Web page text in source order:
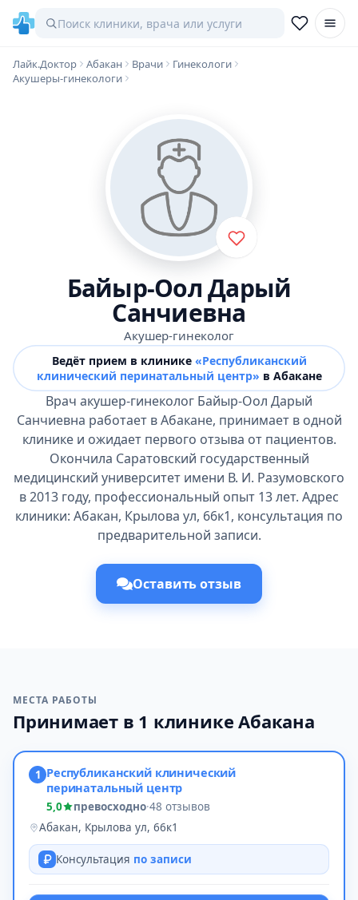
Лайк.Доктор Абакан Врачи
Гинекологи
Акушеры-гинекологи
Байыр-Оол Дарый
Санчиевна
Акушер-гинеколог
Ведёт прием в клинике «Республиканский
клинический перинатальный центр» в Абакане
Врач акушер-гинеколог Байыр-Оол Дарый
Санчиевна работает в Абакане, принимает в одной
клинике и ожидает первого отзыва от пациентов.
Окончила Саратовский государственный
медицинский университет имени В. И. Разумовского
в 2013 году, профессиональный опыт 13 лет. Адрес
клиники: Абакан, Крылова ул, 66к1, консультация по
предварительной записи.
Оставить отзыв
МЕСТА РАБОТЫ
Принимает в 1 клинике Абакана
1 Республиканский клинический
перинатальный центр
5,0 превосходно·48 отзывов
Абакан, Крылова ул, 66к1
Консультация по записи